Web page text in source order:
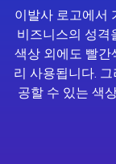
이발사 로고에서
비즈니스의 성격
색상 외에도 빨간
리 사용됩니다.
공할 수 있는 색